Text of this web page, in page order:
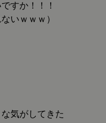
すか！！！
いｗｗｗ）
気がしてきた